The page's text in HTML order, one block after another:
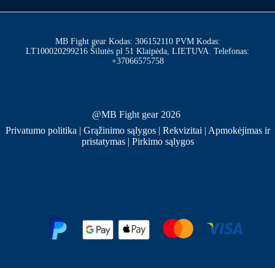
MB Fight gear Kodas: 306152110 PVM Kodas:
LT100020299216 Šilutės pl 51 Klaipėda, LIETUVA. Telefonas:
+37066575758
@MB Fight gear 2026
Privatumo politika | Grąžinimo sąlygos | Rekvizitai | Apmokėjimas ir
pristatymas| Pirkimo sąlygos